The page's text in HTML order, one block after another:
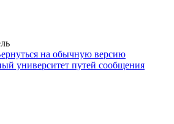
на обычную версию